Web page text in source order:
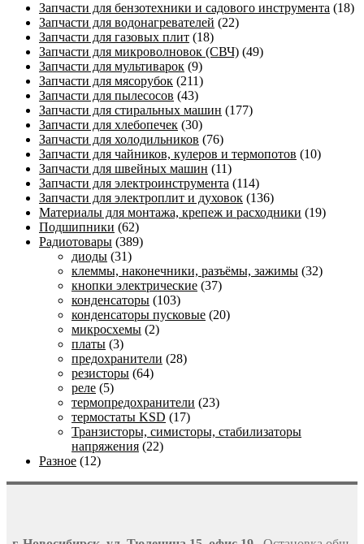
Запчасти для бензотехники и садового инструмента (18)
Запчасти для водонагревателей (22)
Запчасти для газовых плит (18)
Запчасти для микроволновок (СВЧ) (49)
Запчасти для мультиварок (9)
Запчасти для мясорубок (211)
Запчасти для пылесосов (43)
Запчасти для стиральных машин (177)
Запчасти для хлебопечек (30)
Запчасти для холодильников (76)
Запчасти для чайников, кулеров и термопотов (10)
Запчасти для швейных машин (11)
Запчасти для электроинструмента (114)
Запчасти для электроплит и духовок (136)
Материалы для монтажа, крепеж и расходники (19)
Подшипники (62)
Радиотовары (389)
диоды (31)
клеммы, наконечники, разъёмы, зажимы (32)
кнопки электрические (37)
конденсаторы (103)
конденсаторы пусковые (20)
микросхемы (2)
платы (3)
предохранители (28)
резисторы (64)
реле (5)
термопредохранители (23)
термостаты KSD (17)
Транзисторы, симисторы, стабилизаторы
напряжения (22)
Разное (12)